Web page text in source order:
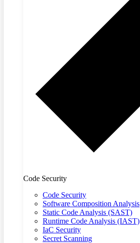
Code Security
Code Security
Software Composition Analysis
Static Code Analysis (SAST)
Runtime Code Analysis (IAST)
IaC Security
Secret Scanning